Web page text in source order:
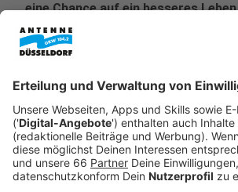
eine Chance auf ein besseres
wird er in ein gefährliches
Um seine Freiheit zu erlangen, muss
postapokalyptische Ödland der
America transportieren –
schießwütigen Autodiebin Quiet
Beatriz).
Veröffentlicht:Dienstag, 22.04.2025 17:27